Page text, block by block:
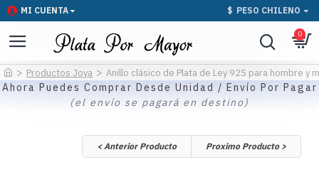
MI CUENTA $ PESO CHILENO
0
Productos Joya Anillo clásico de Plata de Ley 925 para hombre y
Ahora Puedes Comprar Desde Unidad / Envío Por Pagar
(el envío se pagará en destino)
< Anterior Producto Proximo Producto >